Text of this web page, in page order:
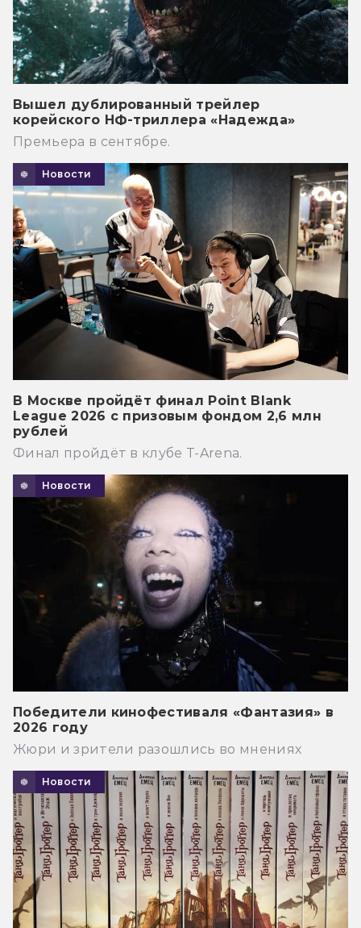
Вышел дублированный трейлер
корейского НФ-триллера «Надежда»
Премьера в сентябре.
Новости
В Москве пройдёт финал Point Blank
League 2026 с призовым фондом 2,6 млн
рублей
Финал пройдёт в клубе T-Arena.
Новости
Победители кинофестиваля «Фантазия» в
2026 году
Жюри и зрители разошлись во мнениях
Новости